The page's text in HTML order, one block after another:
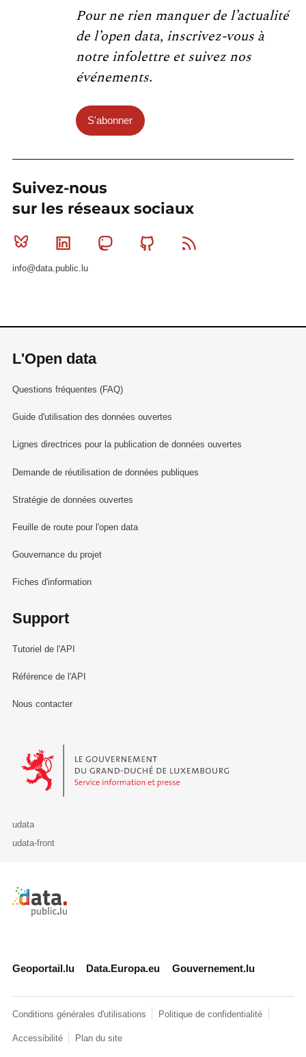
Pour ne rien manquer de l’actualité
de l’open data, inscrivez-vous à
notre infolettre et suivez nos
événements.
S'abonner
Suivez-nous
sur les réseaux sociaux
Bluesky Linkedin MastodonGithub
info@data.public.lu
L'Open data
Questions fréquentes (FAQ)
Guide d'utilisation des données ouvertes
Lignes directrices pour la publication de données ouvertes
Demande de réutilisation de données publiques
Stratégie de données ouvertes
Feuille de route pour l'open data
Gouvernance du projet
Fiches d'information
Support
Tutoriel de l'API
Référence de l'API
Nous contacter
Le Gouvernement du Grand-Duché de Luxembourg - Service
udata
udata-front
Retour à l'accueil de data.public.lu
Geoportail.lu Data.Europa.eu Gouvernement.lu
Conditions générales d'utilisations Politique de confidentialité
Accessibilité Plan du site